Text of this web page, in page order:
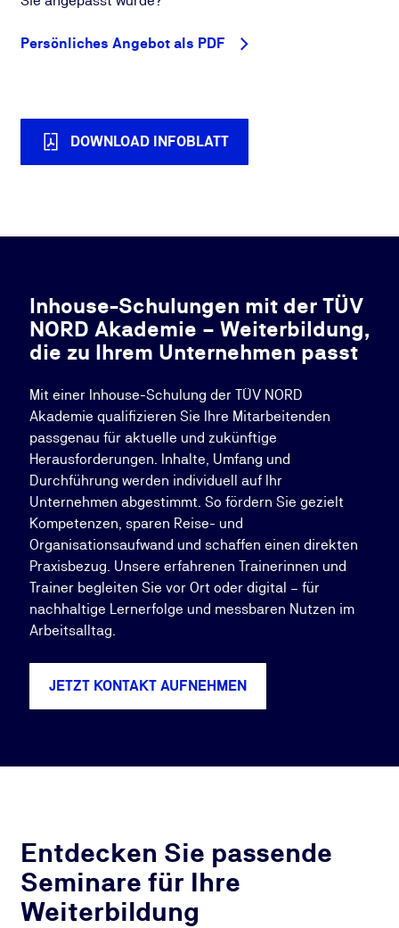
Persönliches Angebot als PDF
DOWNLOAD INFOBLATT
Inhouse-Schulungen mit der TÜV
NORD Akademie – Weiterbildung,
die zu Ihrem Unternehmen passt
Mit einer Inhouse-Schulung der TÜV NORD
Akademie qualifizieren Sie Ihre Mitarbeitenden
passgenau für aktuelle und zukünftige
Herausforderungen. Inhalte, Umfang und
Durchführung werden individuell auf Ihr
Unternehmen abgestimmt. So fördern Sie gezielt
Kompetenzen, sparen Reise- und
Organisationsaufwand und schaffen einen direkten
Praxisbezug. Unsere erfahrenen Trainerinnen und
Trainer begleiten Sie vor Ort oder digital – für
nachhaltige Lernerfolge und messbaren Nutzen im
Arbeitsalltag.
JETZT KONTAKT AUFNEHMEN
Entdecken Sie passende
Seminare für Ihre
Weiterbildung